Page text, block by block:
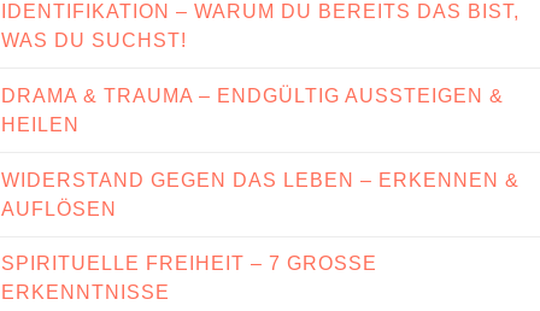
IDENTIFIKATION – WARUM DU BEREITS DAS BIST,
WAS DU SUCHST!
DRAMA & TRAUMA – ENDGÜLTIG AUSSTEIGEN &
HEILEN
WIDERSTAND GEGEN DAS LEBEN – ERKENNEN &
AUFLÖSEN
SPIRITUELLE FREIHEIT – 7 GROSSE E
RKENNTNISSE